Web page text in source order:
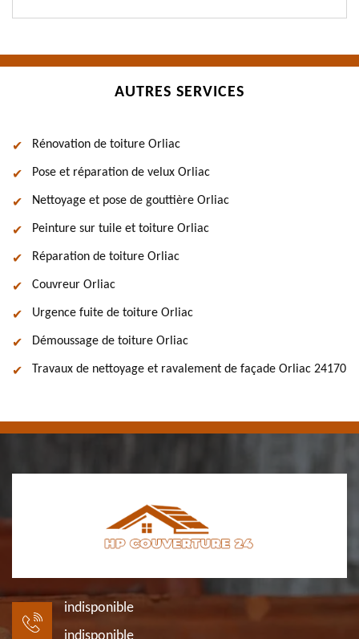
AUTRES SERVICES
Rénovation de toiture Orliac
Pose et réparation de velux Orliac
Nettoyage et pose de gouttière Orliac
Peinture sur tuile et toiture Orliac
Réparation de toiture Orliac
Couvreur Orliac
Urgence fuite de toiture Orliac
Démoussage de toiture Orliac
Travaux de nettoyage et ravalement de façade Orliac 24170
indisponible